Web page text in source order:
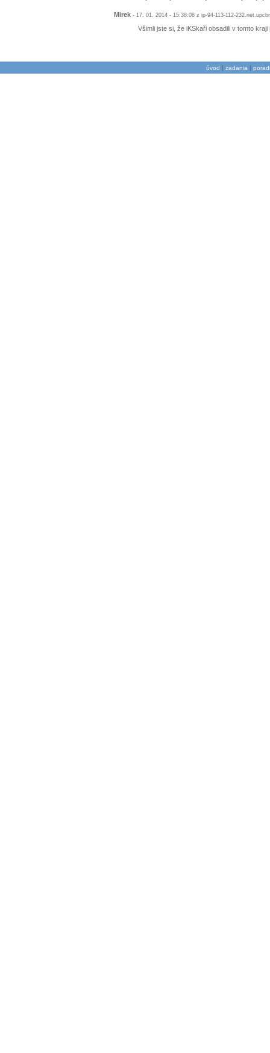
Mirek - 17. 01. 2014 - 15:38:08 z ip-94-113-112-
Všimli jste si, že iKSkaři obsadili v tomto
úvod | zadania |